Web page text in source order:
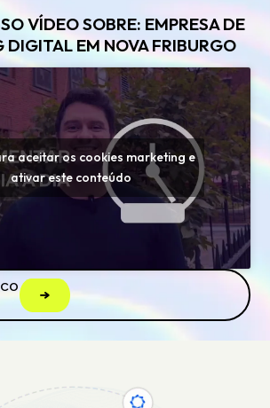
VÍDEO SOBRE: EMPRESA DE
DIGITAL EM NOVA FRIBURGO
aceitar os cookies marketing e
ativar este conteúdo